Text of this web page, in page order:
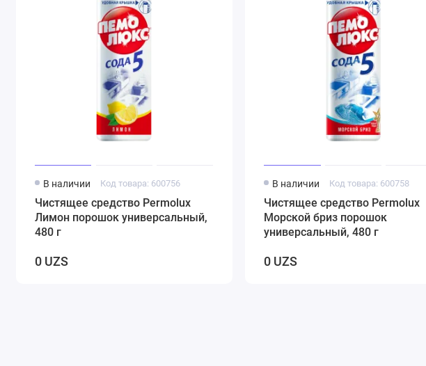
В наличии Код товара: 600756
Чистящее средство Permolux
Лимон порошок универсальный,
480 г
0 UZS
В наличии Код товара: 600758
Чистящее средство Permolux
Морской бриз порошок
универсальный, 480 г
0 UZS